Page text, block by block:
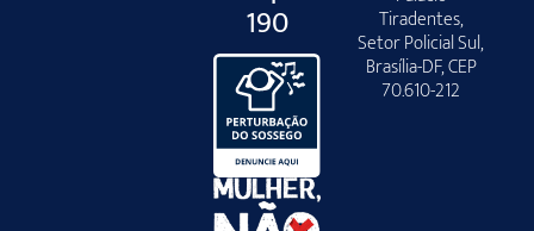
190 Tiradentes,
Setor Policial Sul,
Brasília-DF, CEP
70.610-212